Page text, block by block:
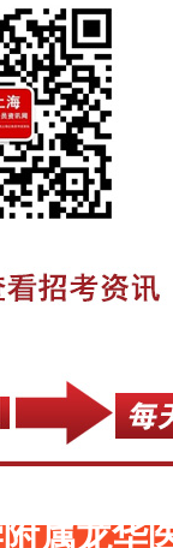
属龙华